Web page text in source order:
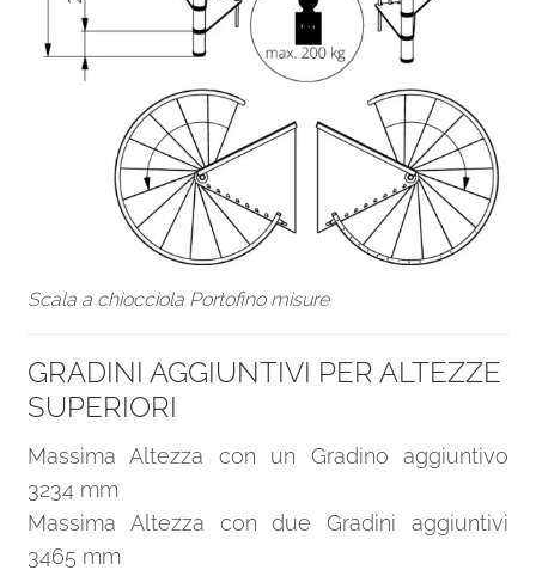
Scala a chiocciola Portofino misure
GRADINI AGGIUNTIVI PER ALTEZZE
SUPERIORI
Massima Altezza con un Gradino aggiuntivo
3234 mm
Massima Altezza con due Gradini aggiuntivi
3465 mm